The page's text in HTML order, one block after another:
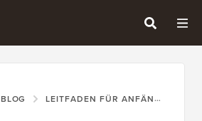
BLOG LEITFADEN FÜR ANFÄNGER